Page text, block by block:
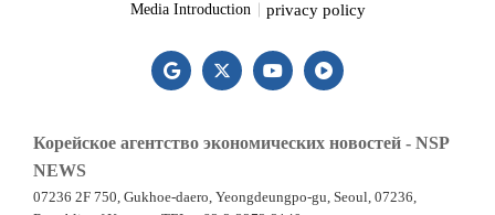
Media Introduction privacy policy
Корейское агентство экономических новостей - NSP
NEWS
07236 2F 750, Gukhoe-daero, Yeongdeungpo-gu, Seoul, 07236,